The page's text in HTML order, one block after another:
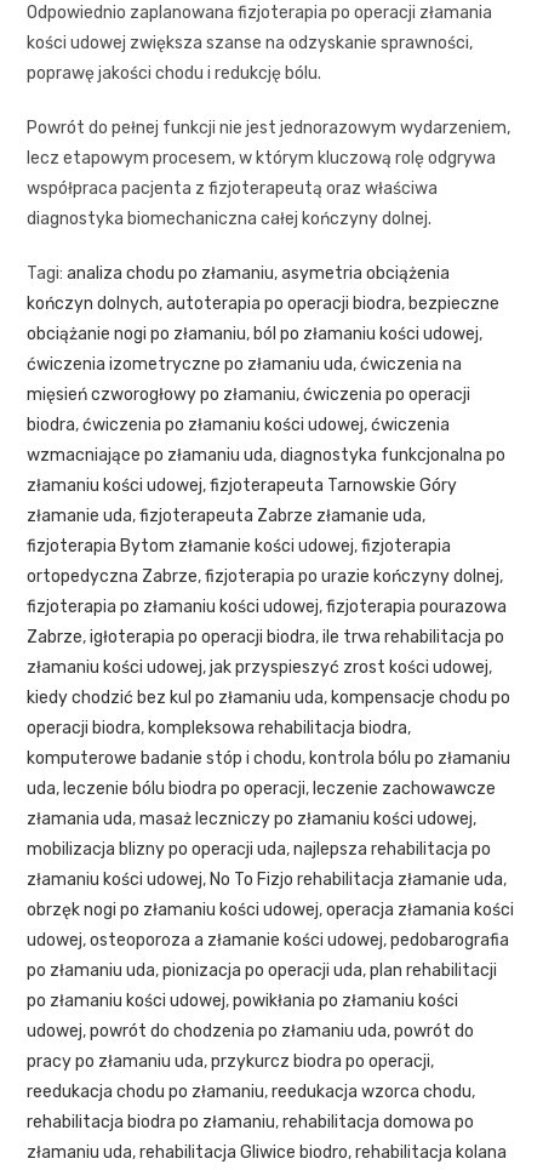
Odpowiednio zaplanowana fizjoterapia po operacji złamania
kości udowej zwiększa szanse na odzyskanie sprawności,
poprawę jakości chodu i redukcję bólu.
Powrót do pełnej funkcji nie jest jednorazowym wydarzeniem,
lecz etapowym procesem, w którym kluczową rolę odgrywa
współpraca pacjenta z fizjoterapeutą oraz właściwa
diagnostyka biomechaniczna całej kończyny dolnej.
Tagi:analiza chodu po złamaniu, asymetria obciążenia
kończyn dolnych, autoterapia po operacji biodra, bezpieczne
obciążanie nogi po złamaniu, ból po złamaniu kości udowej,
ćwiczenia izometryczne po złamaniu uda, ćwiczenia na
mięsień czworogłowy po złamaniu, ćwiczenia po operacji
biodra, ćwiczenia po złamaniu kości udowej, ćwiczenia
wzmacniające po złamaniu uda, diagnostyka funkcjonalna po
złamaniu kości udowej, fizjoterapeuta Tarnowskie Góry
złamanie uda, fizjoterapeuta Zabrze złamanie uda,
fizjoterapia Bytom złamanie kości udowej, fizjoterapia
ortopedyczna Zabrze, fizjoterapia po urazie kończyny dolnej,
fizjoterapia po złamaniu kości udowej, fizjoterapia pourazowa
Zabrze, igłoterapia po operacji biodra, ile trwa rehabilitacja po
złamaniu kości udowej, jak przyspieszyć zrost kości udowej,
kiedy chodzić bez kul po złamaniu uda, kompensacje chodu po
operacji biodra, kompleksowa rehabilitacja biodra,
komputerowe badanie stóp i chodu, kontrola bólu po złamaniu
uda, leczenie bólu biodra po operacji, leczenie zachowawcze
złamania uda, masaż leczniczy po złamaniu kości udowej,
mobilizacja blizny po operacji uda, najlepsza rehabilitacja po
złamaniu kości udowej, No To Fizjo rehabilitacja złamanie uda,
obrzęk nogi po złamaniu kości udowej, operacja złamania kości
udowej, osteoporoza a złamanie kości udowej, pedobarografia
po złamaniu uda, pionizacja po operacji uda, plan rehabilitacji
po złamaniu kości udowej, powikłania po złamaniu kości
udowej, powrót do chodzenia po złamaniu uda, powrót do
pracy po złamaniu uda, przykurcz biodra po operacji,
reedukacja chodu po złamaniu, reedukacja wzorca chodu,
rehabilitacja biodra po złamaniu, rehabilitacja domowa po
złamaniu uda, rehabilitacja Gliwice biodro, rehabilitacja kolana